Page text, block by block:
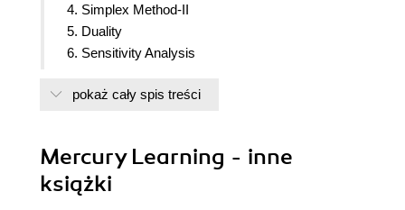
4. Simplex Method-II
5. Duality
6. Sensitivity Analysis
8. Assignment Problems
pokaż cały spis treści
Mercury Learning - inne
książki